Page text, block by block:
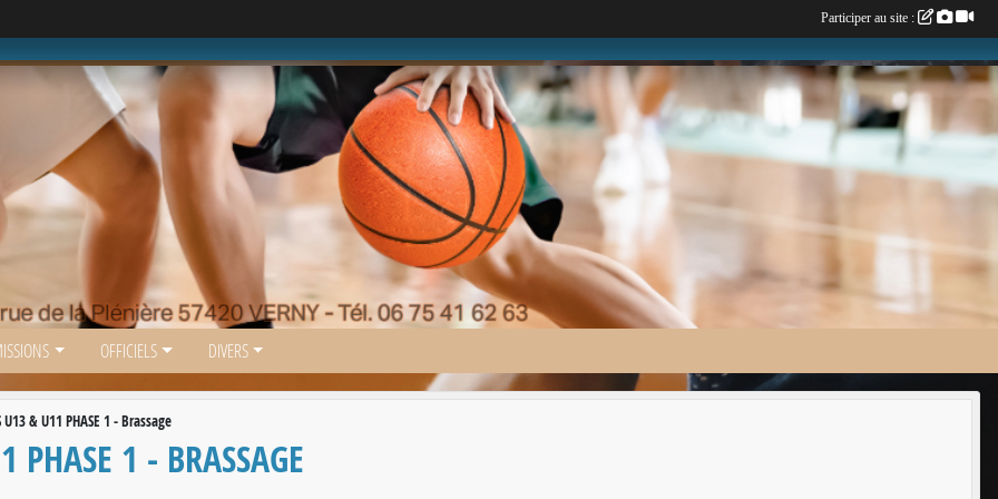
OFFICIELS DIVERS
U13 & U11 PHASE 1 - Brassage
PHASE 1 - BRASSAGE
Participer au site :